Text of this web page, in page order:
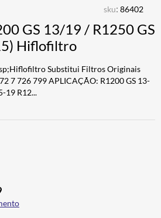
sku: 86402
GS 13/19 / R1250 GS
Hiflofiltro
Substitui Filtros Originais
7 726 799 APLICAÇÃO: R1200 GS 13-
19 R12...